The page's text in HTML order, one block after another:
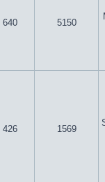
640 5150
426 1569